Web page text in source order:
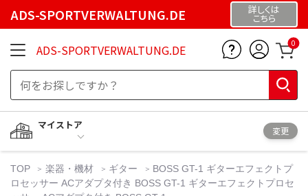
ADS-SPORTVERWALTUNG.DE 詳しくは
こちら
ADS-SPORTVERWALTUNG.DE 0
マイストア
変更
TOP 楽器・機材 ギター
BOSS GT-1 ギターエフェクトプ
ロセッサー ACアダプタ付き BOSS GT-1 ギターエフェクトプロセ